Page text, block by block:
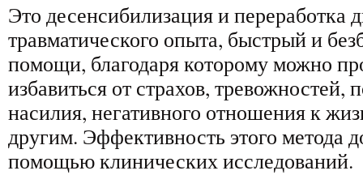
Это десенсибилизация и переработка
травматического опыта, быстрый и
помощи, благодаря которому можно
избавиться от страхов, тревожностей,
насилия, негативного отношения к
другим. Эффективность этого метода
помощью клинических исследований.